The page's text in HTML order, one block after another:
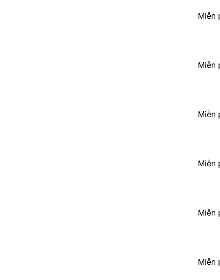
Miễn
Miễn
Miễn
Miễn
Miễn
Miễn